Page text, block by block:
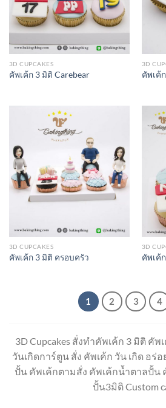
3D CUPCAKES
คัพเค้ก 3 มิติ Carebear
3D
คัพเค้
3D CUPCAKES
คัพเค้ก 3 มิติ ครอบครัว
3D
คัพเค้
1 2 3 4
3D Cupcakes สั่งทำคัพเค้ก 3 มิติ คัพ
วันเกิดการ์ตูน สั่ง คัพเค้ก วัน เกิด อร่
ปั้น คัพเค้กตามสั่ง คัพเค้กน้ำตาลปั้น
ปั้น3มิติ Custom